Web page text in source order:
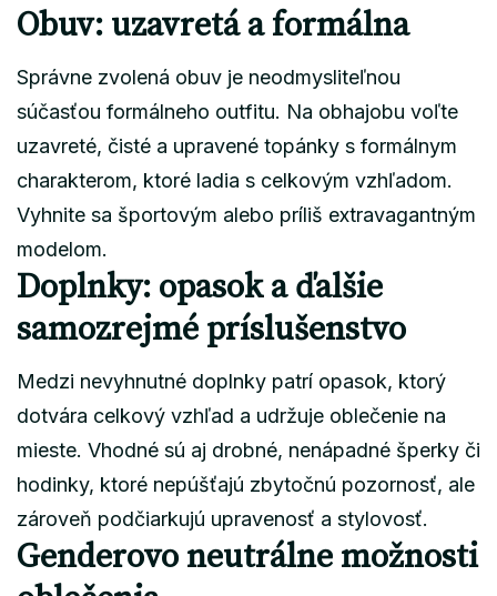
Obuv: uzavretá a formálna
Správne zvolená obuv je neodmysliteľnou
súčasťou formálneho outfitu. Na obhajobu voľte
uzavreté, čisté a upravené topánky s formálnym
charakterom, ktoré ladia s celkovým vzhľadom.
Vyhnite sa športovým alebo príliš extravagantným
modelom.
Doplnky: opasok a ďalšie
samozrejmé príslušenstvo
Medzi nevyhnutné doplnky patrí opasok, ktorý
dotvára celkový vzhľad a udržuje oblečenie na
mieste. Vhodné sú aj drobné, nenápadné šperky či
hodinky, ktoré nepúšťajú zbytočnú pozornosť, ale
zároveň podčiarkujú upravenosť a stylovosť.
Genderovo neutrálne možnosti